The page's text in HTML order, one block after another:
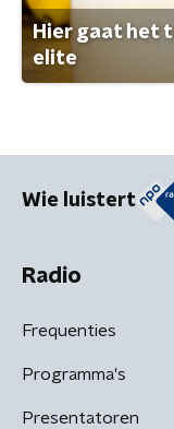
Hier gaat het
elite
Wie luistert
Radio
Frequenties
Programma's
Presentatoren